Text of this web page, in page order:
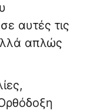
αυτές τις
απλώς